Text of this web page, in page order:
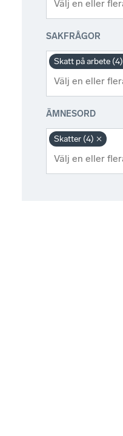
SAKFRÅGOR
Skatt på arbete (4)
ÄMNESORD
Skatter (4)